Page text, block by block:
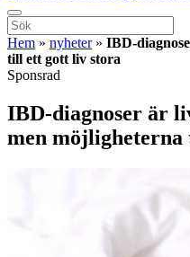
Hem » nyheter» IBD-
till ett gott liv stora
Sponsrad
IBD-diagnoser är
men